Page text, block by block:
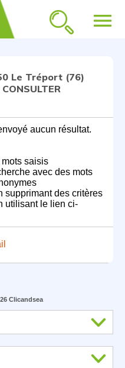
menu
Le Tréport (76)
aucun résultat.
saisis
avec des mots
supprimant des critères
utilisant le lien ci-
Clicandsea